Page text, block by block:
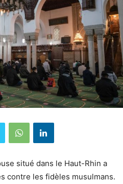
situé dans le Haut-Rhin a
contre les fidèles musulmans.